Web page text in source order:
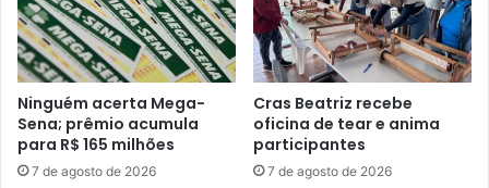
Ninguém acerta Mega-
Sena; prêmio acumula
para R$ 165 milhões
7 de agosto de 2026
Cras Beatriz recebe
oficina de tear e anima
participantes
7 de agosto de 2026